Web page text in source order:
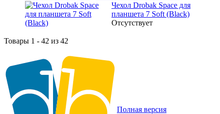
Чехол Drobak Space для
планшета 7 Soft (Black)
Отсутствует
Товары 1 - 42 из 42
Полная версия